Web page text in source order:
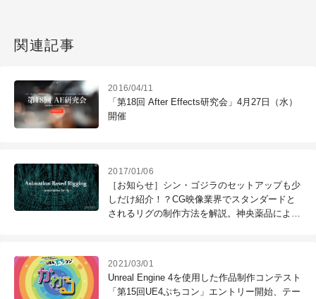
関連記事
2016/04/11
「第18回 After Effects研究会」4月27日（水）
開催
2017/01/06
［お知らせ］シン・ゴジラのセットアップも少
しだけ紹介！？CG映像業界でスタンダードと
されるリグの制作方法を解説。神央薬品による
2021/03/01
Unreal Engine 4を使用した作品制作コンテスト
「第15回UE4ぷちコン」エントリー開始、テー